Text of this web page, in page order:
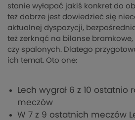
stanie wyłapać jakiś konkret do
też dobrze jest dowiedzieć się
aktualnej dyspozycji,
też zerknąć na bilanse
czy spalonych. Dlatego
ich temat. Oto one:
Lech wygrał 6 z 10 ostatnio
meczów
W 7 z 9 ostatnich meczów